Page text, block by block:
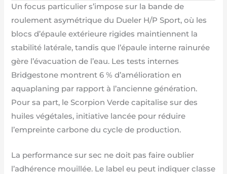
Un focus particulier s’impose sur la bande de
roulement asymétrique du Dueler H/P Sport, où les
blocs d’épaule extérieure rigides maintiennent la
stabilité latérale, tandis que l’épaule interne rainurée
gère l’évacuation de l’eau. Les tests internes
Bridgestone montrent 6 % d’amélioration en
aquaplaning par rapport à l’ancienne génération.
Pour sa part, le Scorpion Verde capitalise sur des
huiles végétales, initiative lancée pour réduire
l’empreinte carbone du cycle de production.
La performance sur sec ne doit pas faire oublier
l’adhérence mouillée. Le label eu peut indiquer classe